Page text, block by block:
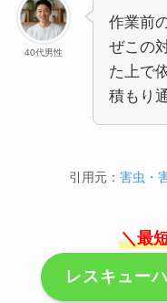
40代男性
作業前
ぜこの
た上で
積もり
引用元：害虫・
＼最
レスキュー